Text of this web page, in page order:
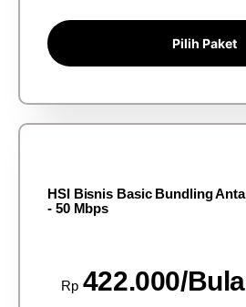
Pilih Paket
HSI Bisnis Basic Bundling
- 50 Mbps
Rp 422.000/